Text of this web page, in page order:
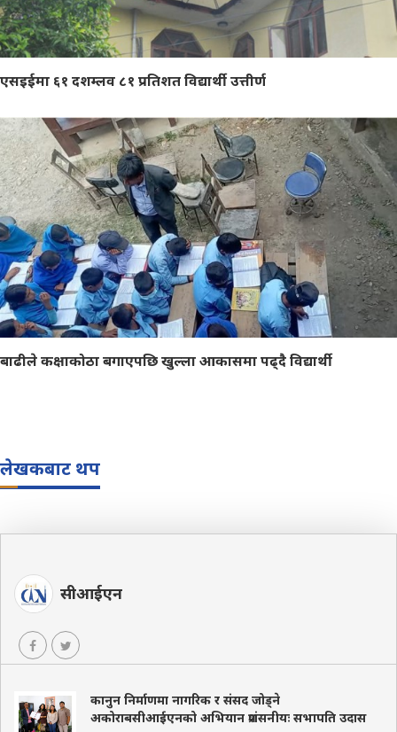
एसइईमा ६१ दशम्लव ८१ प्रतिशत विद्यार्थी उत्तीर्ण
बाढीले कक्षाकोठा बगाएपछि खुल्ला आकासमा पढ्दै विद्यार्थी
लेखकबाट थप
सीआईएन
कानुन निर्माणमा नागरिक र संसद जोड्ने
अकोराबसीआईएनको अभियान प्रशंसनीयः सभापति उदास